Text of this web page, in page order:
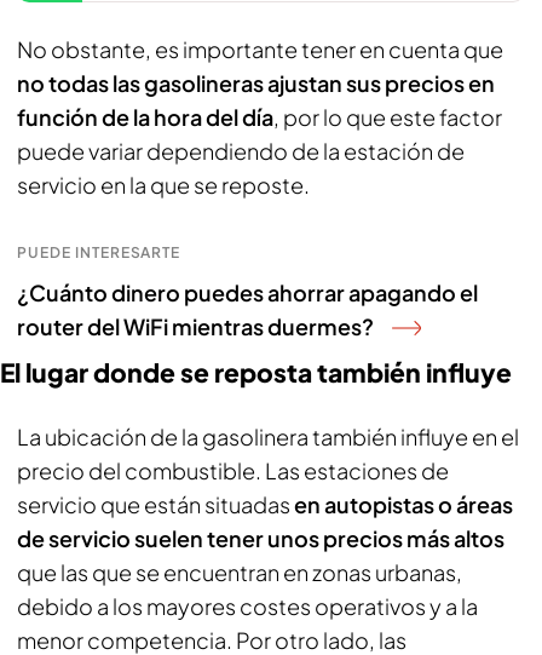
No obstante, es importante tener en cuenta que
no todas las gasolineras ajustan sus precios en
función de la hora del día, por lo que este factor
puede variar dependiendo de la estación de
servicio en la que se reposte.
PUEDE INTERESARTE
¿Cuánto dinero puedes ahorrar apagando el
router del WiFi mientras duermes?
El lugar donde se reposta también influye
La ubicación de la gasolinera también influye en el
precio del combustible. Las estaciones de
servicio que están situadasen autopistas o áreas
de servicio suelen tener unos precios más altos
que las que se encuentran en zonas urbanas,
debido a los mayores costes operativos y a la
menor competencia. Por otro lado, las